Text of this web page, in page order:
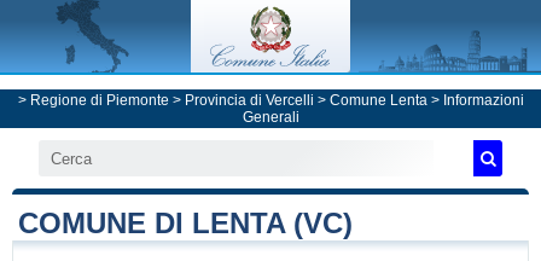
> Regione di Piemonte > Provincia di Vercelli > Comune Lenta> Informazioni
Generali
COMUNE DI LENTA (VC)